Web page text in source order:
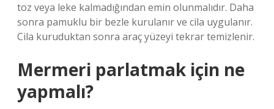
toz veya leke kalmadığından emin olunmalıdır. Daha
sonra pamuklu bir bezle kurulanır ve cila uygulanır.
Cila kuruduktan sonra araç yüzeyi tekrar temizlenir.
Mermeri parlatmak için ne
yapmalı?